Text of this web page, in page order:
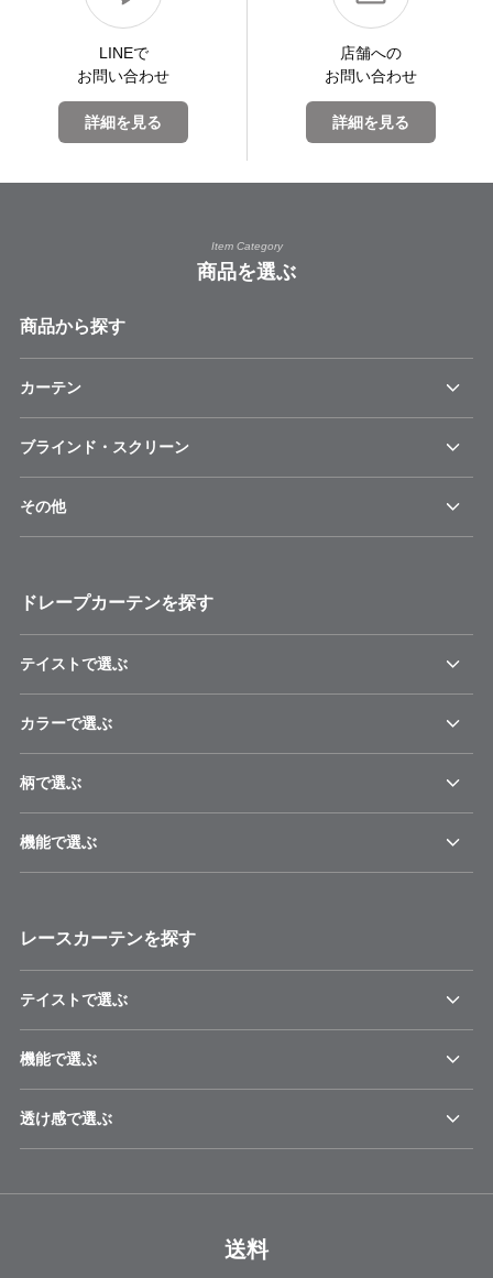
LINEで
お問い合わせ
詳細を見る
店舗への
お問い合わせ
詳細を見る
Item Category
商品を選ぶ
商品から探す
カーテン
ブラインド・スクリーン
その他
ドレープカーテンを探す
テイストで選ぶ
カラーで選ぶ
柄で選ぶ
機能で選ぶ
レースカーテンを探す
テイストで選ぶ
機能で選ぶ
透け感で選ぶ
送料